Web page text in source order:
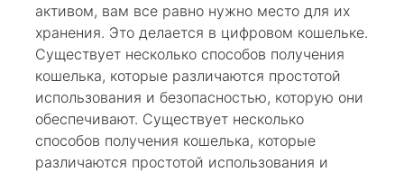
активом, вам все равно нужно место для их
хранения. Это делается в цифровом кошельке.
Существует несколько способов получения
кошелька, которые различаются простотой
использования и безопасностью, которую они
обеспечивают. Существует несколько
способов получения кошелька, которые
различаются простотой использования и